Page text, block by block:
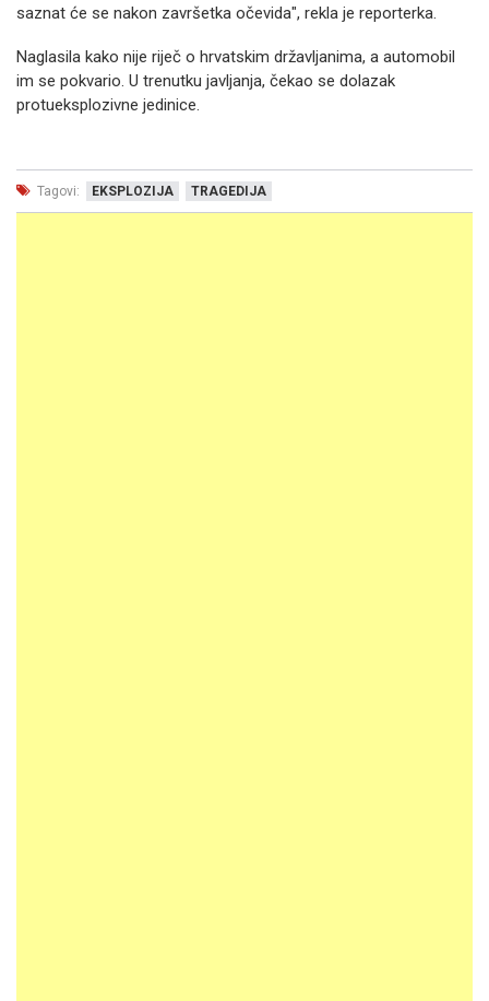
saznat će se nakon završetka očevida", rekla je reporterka.
Naglasila kako nije riječ o hrvatskim državljanima, a automobil
im se pokvario. U trenutku javljanja, čekao se dolazak
protueksplozivne jedinice.
Tagovi: EKSPLOZIJA TRAGEDIJA